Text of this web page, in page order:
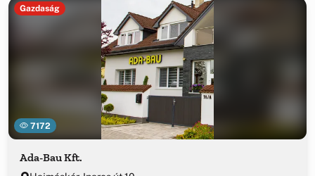
7172
Gazdaság
Ada-Bau Kft.